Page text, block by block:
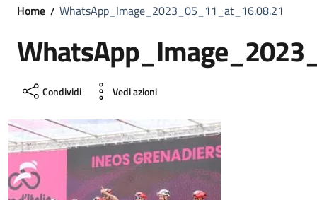
Home WhatsApp_Image_2023_05_11_at_16.08.21
Condividi Vedi azioni